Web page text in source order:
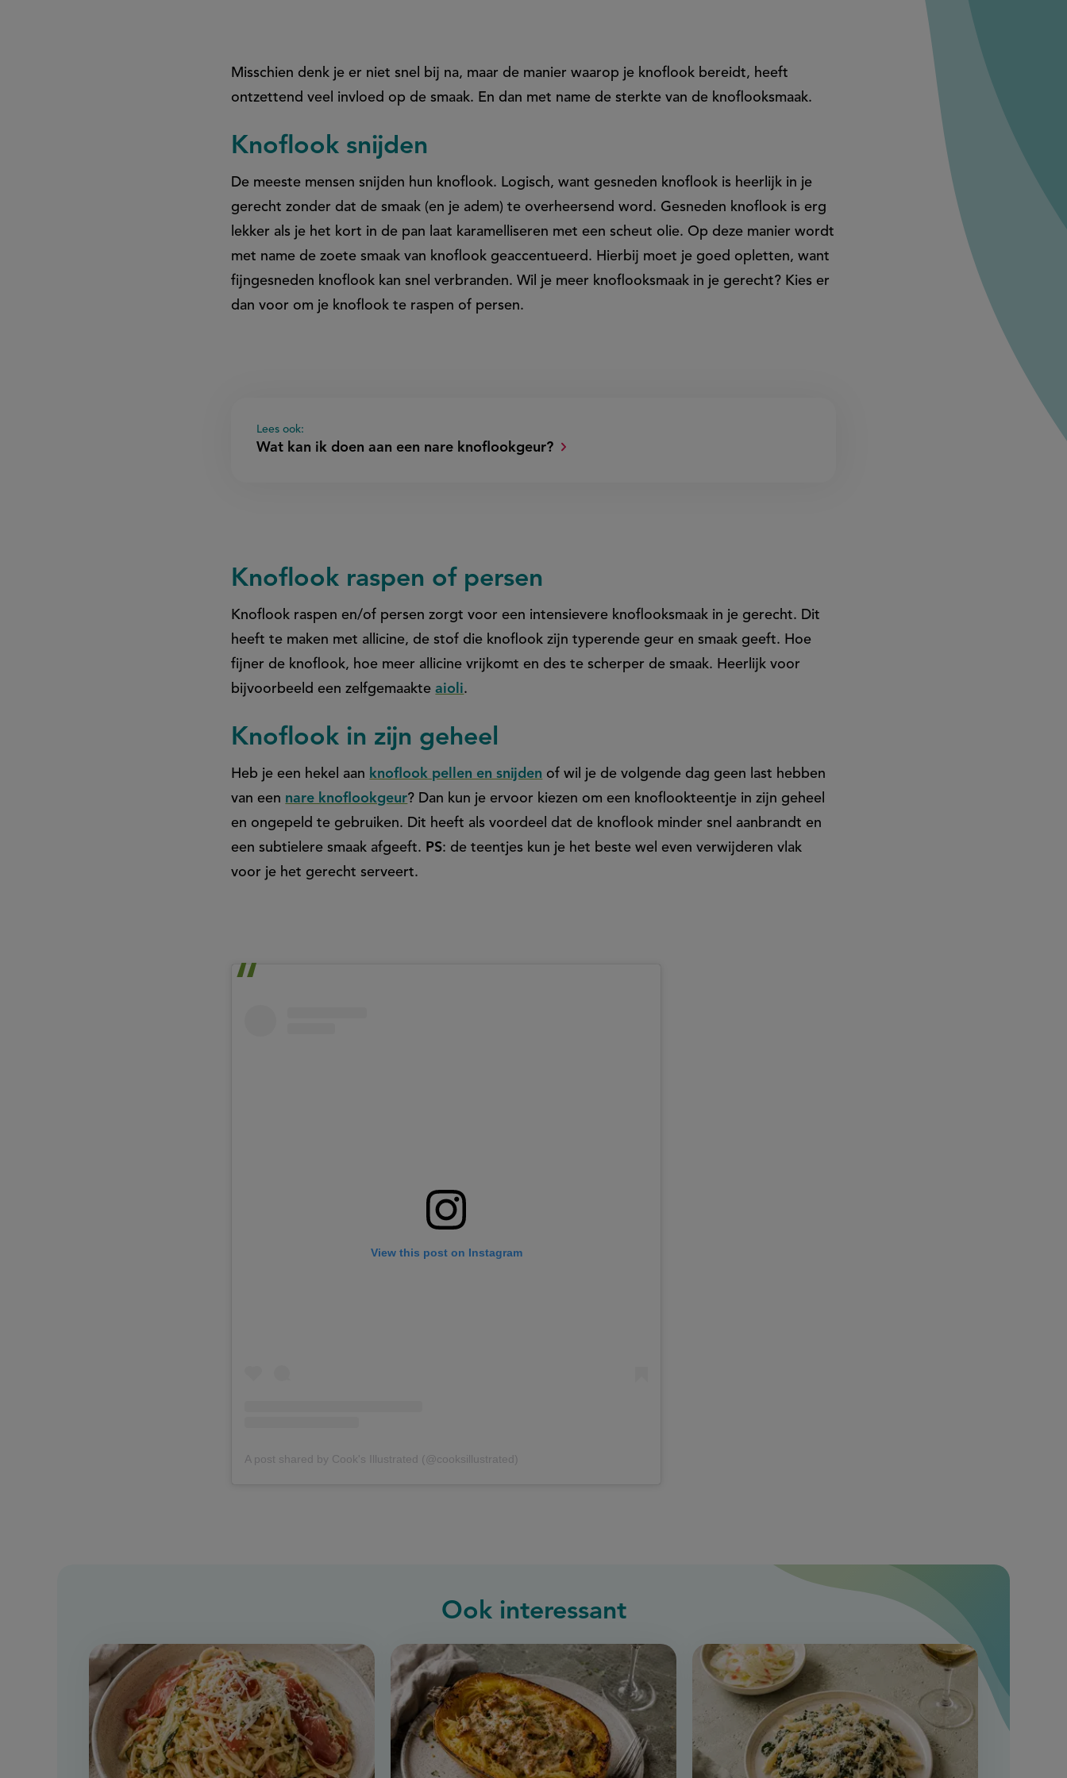
Misschien denk je er niet snel bij na, maar de manier waarop je knoflook bereidt, heeft
ontzettend veel invloed op de smaak. En dan met name de sterkte van de knoflooksmaak.
Knoflook snijden
De meeste mensen snijden hun knoflook. Logisch, want gesneden knoflook is heerlijk in je
gerecht zonder dat de smaak (en je adem) te overheersend word. Gesneden knoflook is erg
lekker als je het kort in de pan laat karamelliseren met een scheut olie. Op deze manier wordt
met name de zoete smaak van knoflook geaccentueerd. Hierbij moet je goed opletten, want
fijngesneden knoflook kan snel verbranden. Wil je meer knoflooksmaak in je gerecht? Kies er
dan voor om je knoflook te raspen of persen.
Lees ook:
Wat kan ik doen aan een nare knoflookgeur?
Knoflook raspen of persen
Knoflook raspen en/of persen zorgt voor een intensievere knoflooksmaak in je gerecht. Dit
heeft te maken met allicine, de stof die knoflook zijn typerende geur en smaak geeft. Hoe
fijner de knoflook, hoe meer allicine vrijkomt en des te scherper de smaak. Heerlijk voor
bijvoorbeeld een zelfgemaakteaioli.
Knoflook in zijn geheel
Heb je een hekel aan knoflook pellen en snijden of wil je de volgende dag geen last hebben
van een nare knoflookgeur? Dan kun je ervoor kiezen om een knoflookteentje in zijn geheel
en ongepeld te gebruiken. Dit heeft als voordeel dat de knoflook minder snel aanbrandt en
een subtielere smaak afgeeft. PS: de teentjes kun je het beste wel even verwijderen vlak
voor je het gerecht serveert.
View this post on Instagram
A post shared by Cook's Illustrated (@cooksillustrated)
Ook interessant